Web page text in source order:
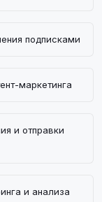
подписками
маркетинга
и отправки
и анализа